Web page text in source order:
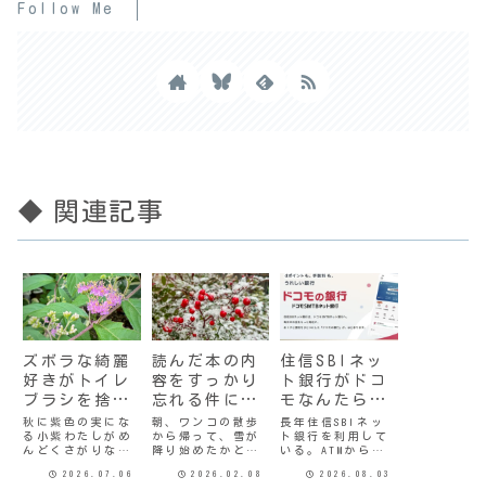
Follow Me
◆ 関連記事
ズボラな綺麗
好きがトイレ
ブラシを捨て
てみた
秋に紫色の実にな
る小紫わたしがめ
んどくさがりなの
のとおり。めんど
2026.07.06
読んだ本の内
容をすっかり
忘れる件につ
いて
朝、ワンコの散歩
から帰って、雪が
降り始めたかと思
に積もった。この
2026.02.08
住信SBIネッ
ト銀行がドコ
モなんたら銀
行に変わった
件
長年住信SBIネッ
ト銀行を利用して
いる。ATMからの
料、他行への振り
2026.08.03